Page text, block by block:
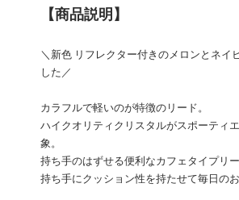
【商品説明】
＼新色 リフレクター付きのメロンとネイ
した／
カラフルで軽いのが特徴のリード。
ハイクオリティクリスタルがスポーティ
象。
持ち手のはずせる便利なカフェタイプリー
持ち手にクッション性を持たせて毎日のお